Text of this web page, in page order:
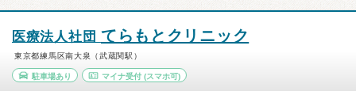
医療法人社団 てらもとクリニック
東京都練馬区南大泉（武蔵関駅）
駐車場あり マイナ受付(スマホ可)